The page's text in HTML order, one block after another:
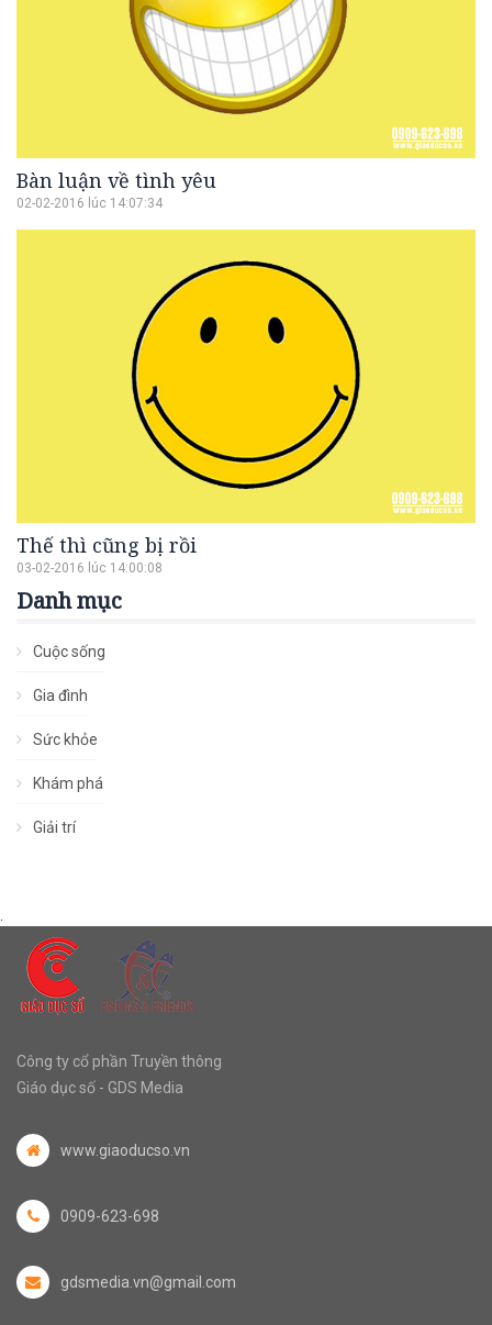
Bàn luận về tình yêu
02-02-2016 lúc 14:07:34
Thế thì cũng bị rồi
03-02-2016 lúc 14:00:08
Danh mục
Cuộc sống
Gia đình
Sức khỏe
Khám phá
Giải trí
Công ty cổ phần Truyền thông
Giáo dục số - GDS Media
www.giaoducso.vn
0909-623-698
gdsmedia.vn@gmail.com